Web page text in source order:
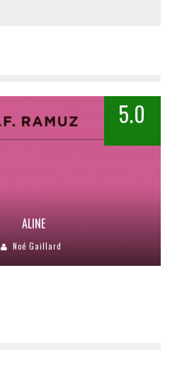
5.0
ALINE
Noé Gaillard